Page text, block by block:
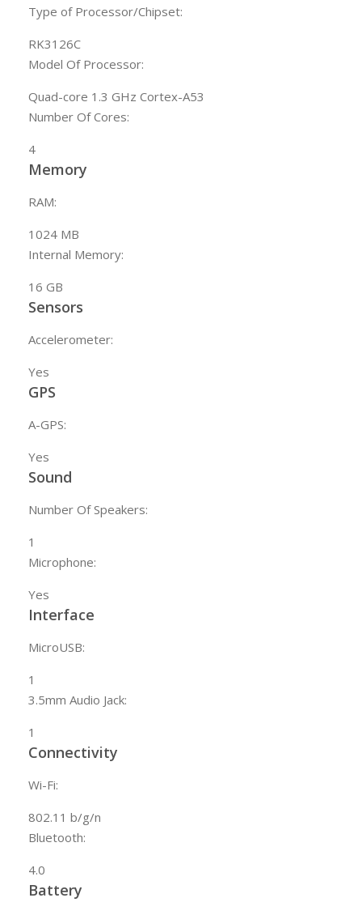
Type of Processor/Chipset:
RK3126C
Model Of Processor:
Quad-core 1.3 GHz Cortex-A53
Number Of Cores:
4
Memory
RAM:
1024 MB
Internal Memory:
16 GB
Sensors
Accelerometer:
Yes
GPS
A-GPS:
Yes
Sound
Number Of Speakers:
1
Microphone:
Yes
Interface
MicroUSB:
1
3.5mm Audio Jack:
1
Connectivity
Wi-Fi:
802.11 b/g/n
Bluetooth:
4.0
Battery